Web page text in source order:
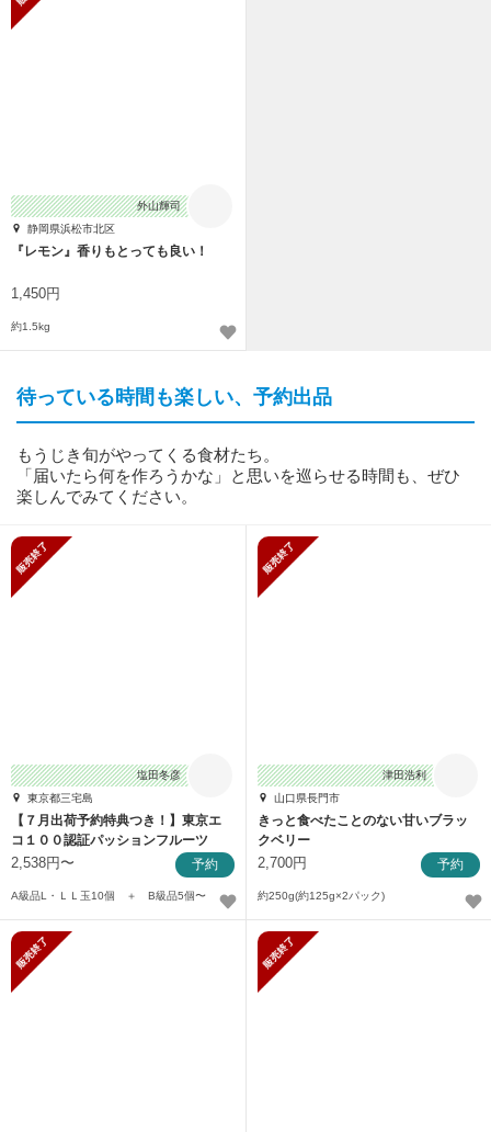
外山輝司
静岡県浜松市北区
『レモン』香りもとっても良い！
1,450円
約1.5kg
待っている時間も楽しい、予約出品
もうじき旬がやってくる食材たち。
「届いたら何を作ろうかな」と思いを巡らせる時間も、ぜひ
楽しんでみてください。
塩田冬彦
東京都三宅島
【７月出荷予約特典つき！】東京エ
コ１００認証パッションフルーツ
2,538円〜 予約
A級品L・ＬＬ玉10個 ＋ B級品5個〜
津田浩利
山口県長門市
きっと食べたことのない甘いブラッ
クベリー
2,700円 予約
約250g(約125g×2パック)